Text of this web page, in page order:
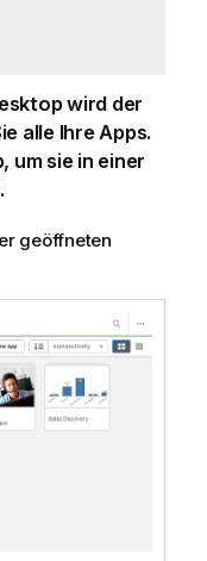
wird der
alle Ihre Apps.
um sie in einer
geöffneten